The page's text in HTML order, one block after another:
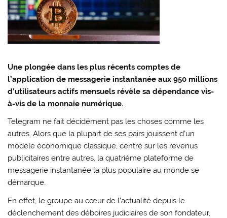
Une plongée dans les plus récents comptes de
l’application de messagerie instantanée aux 950 millions
d’utilisateurs actifs mensuels révèle sa dépendance vis-
à-vis de la monnaie numérique.
Telegram ne fait décidément pas les choses comme les
autres. Alors que la plupart de ses pairs jouissent d’un
modèle économique classique, centré sur les revenus
publicitaires entre autres, la quatrième plateforme de
messagerie instantanée la plus populaire au monde se
démarque.
En effet, le groupe au cœur de l’actualité depuis le
déclenchement des déboires judiciaires de son fondateur,